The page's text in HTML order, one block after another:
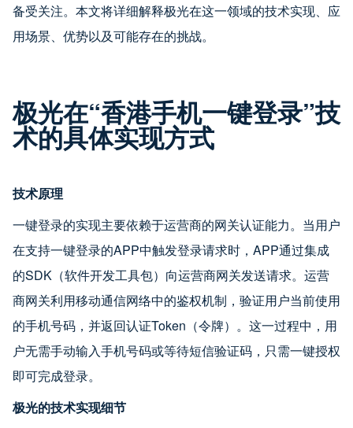
备受关注。本文将详细解释极光在这一领域的技术实现、应
用场景、优势以及可能存在的挑战。
极光在“香港手机一键登录”技
术的具体实现方式
技术原理
一键登录的实现主要依赖于运营商的网关认证能力。当用户
在支持一键登录的APP中触发登录请求时，APP通过集成
的SDK（软件开发工具包）向运营商网关发送请求。运营
商网关利用移动通信网络中的鉴权机制，验证用户当前使用
的手机号码，并返回认证Token（令牌）。这一过程中，用
户无需手动输入手机号码或等待短信验证码，只需一键授权
即可完成登录。
极光的技术实现细节